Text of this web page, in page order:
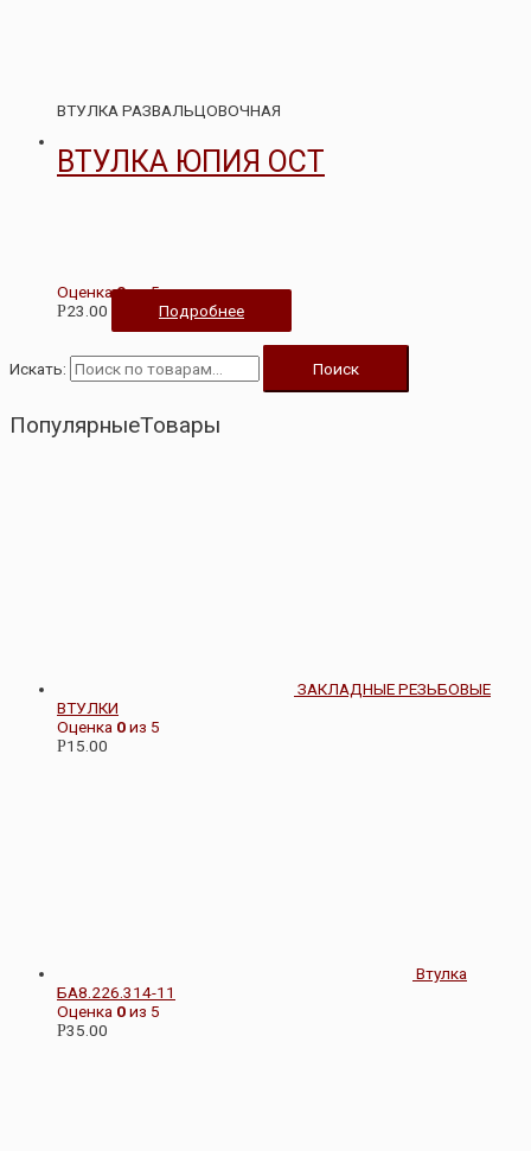
ВТУЛКА РАЗВАЛЬЦОВОЧНАЯ
ВТУЛКА ЮПИЯ ОСТ
Оценка0из 5
Р23.00 Подробнее
Искать: Поиск
ПопулярныеТовары
ЗАКЛАДНЫЕ РЕЗЬБОВЫЕ
ВТУЛКИ
Оценка 0из 5
Р15.00
Втулка
БА8.226.314-11
Оценка 0из 5
Р35.00